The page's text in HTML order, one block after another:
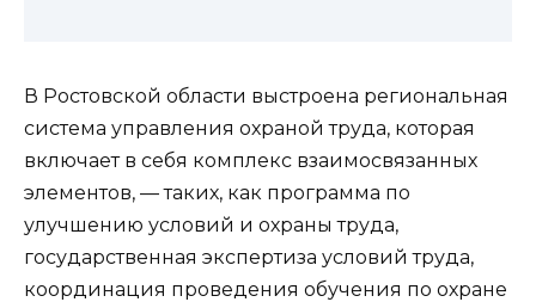
В Ростовской области выстроена региональная
система управления охраной труда, которая
включает в себя комплекс взаимосвязанных
элементов, — таких, как программа по
улучшению условий и охраны труда,
государственная экспертиза условий труда,
координация проведения обучения по охране